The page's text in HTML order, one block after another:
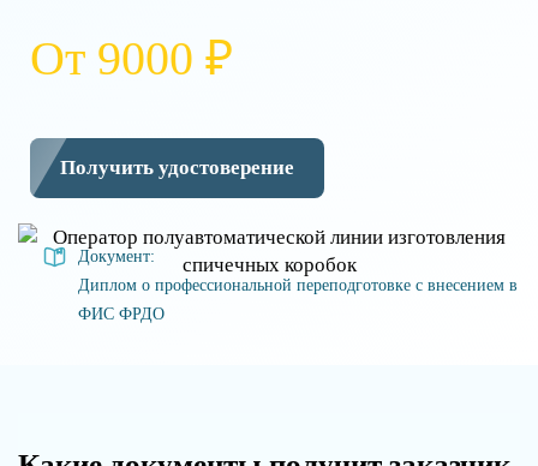
От 9000 ₽
Получить удостоверение
Документ:
Диплом о профессиональной переподготовке с внесением в
ФИС ФРДО